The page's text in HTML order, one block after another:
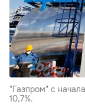
"Газпром" с
10,7%.